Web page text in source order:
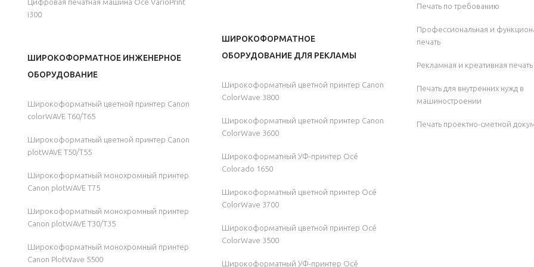
Цифровая печатная машина Océ VarioPrint
i300
ШИРОКОФОРМАТНОЕ ИНЖЕНЕРНОЕ
ОБОРУДОВАНИЕ
Широкоформатный цветной принтер Canon
colorWAVE T60/T65
Широкоформатный цветной принтер Canon
plotWAVE T50/T55
Широкоформатный монохромный принтер
Canon plotWAVE T75
Широкоформатный монохромный принтер
Canon plotWAVE T30/T35
Широкоформатный монохромный принтер
Canon PlotWave 5500
ШИРОКОФОРМАТНОЕ
ОБОРУДОВАНИЕ ДЛЯ РЕКЛАМЫ
Широкоформатный цветной принтер Canon
ColorWave 3800
Широкоформатный цветной принтер Canon
ColorWave 3600
Широкоформатный УФ-принтер Océ
Colorado 1650
Широкоформатный цветной принтер Océ
ColorWave 3700
Широкоформатный цветной принтер Océ
ColorWave 3500
Широкоформатный УФ-принтер Océ
Печать по требованию
Профессиональная и
печать
Рекламная и креативная печать
Печать для внутренних нужд в
машиностроении
Печать проектно-сметной